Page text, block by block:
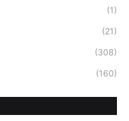
(1)
(21)
(308)
(160)